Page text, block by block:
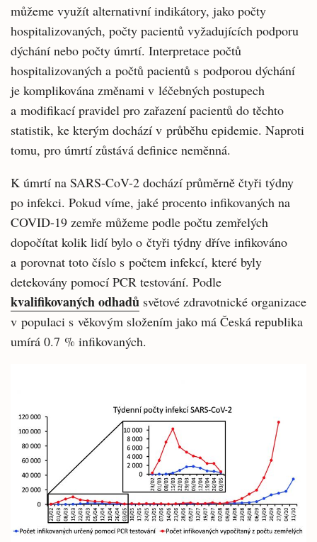
můžeme využít alternativní indikátory, jako počty
hospitalizovaných, počty pacientů vyžadujících podporu
dýchání nebo počty úmrtí. Interpretace počtů
hospitalizovaných a počtů pacientů s podporou dýchání
je komplikována změnami v léčebných postupech
a modifikací pravidel pro zařazení pacientů do těchto
statistik, ke kterým dochází v průběhu epidemie. Naproti
tomu, pro úmrtí zůstává definice neměnná.
K úmrtí na SARS-CoV-2 dochází průměrně čtyři týdny
po infekci. Pokud víme, jaké procento infikovaných na
COVID-19 zemře můžeme podle počtu zemřelých
dopočítat kolik lidí bylo o čtyři týdny dříve infikováno
a porovnat toto číslo s počtem infekcí, které byly
detekovány pomocí PCR testování. Podle
kvalifikovaných odhadů světové zdravotnické organizace
v populaci s věkovým složením jako má Česká republika
umírá 0.7 % infikovaných.